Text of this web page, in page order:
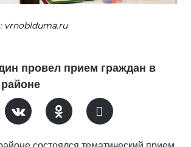
vrnoblduma.ru
провел прием граждан в